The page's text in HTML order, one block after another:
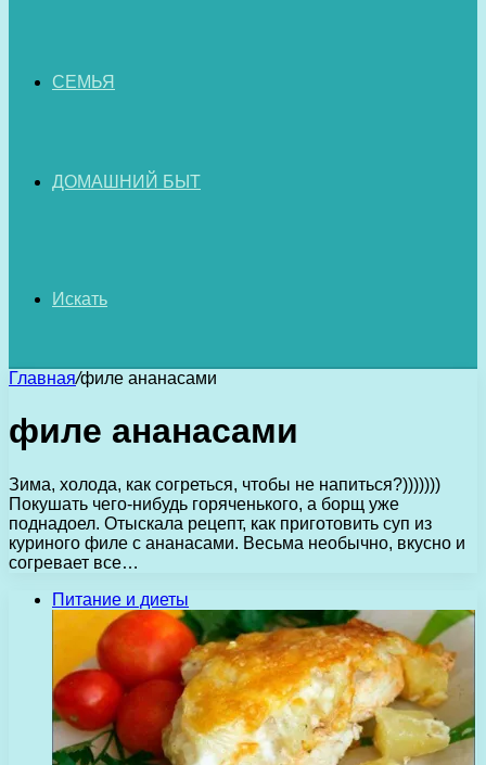
СЕМЬЯ
ДОМАШНИЙ БЫТ
Искать
Главная/филе ананасами
филе ананасами
Зима, холода, как согреться, чтобы не напиться?)))))))
Покушать чего-нибудь горяченького, а борщ уже
поднадоел. Отыскала рецепт, как приготовить суп из
куриного филе с ананасами. Весьма необычно, вкусно и
согревает все…
Питание и диеты